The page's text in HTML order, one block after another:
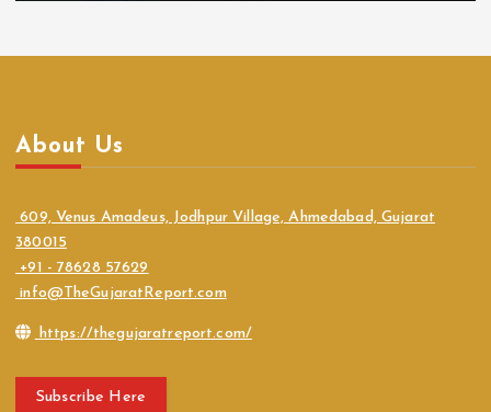
About Us
609, Venus Amadeus, Jodhpur Village, Ahmedabad, Gujarat
380015
+91 - 78628 57629
info@TheGujaratReport.com
https://thegujaratreport.com/
Subscribe Here